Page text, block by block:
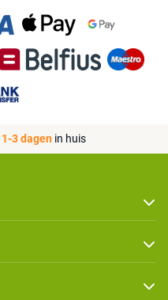
1-3 dagen in huis